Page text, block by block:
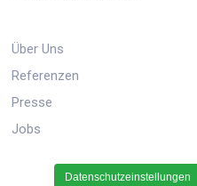
Über Uns
Referenzen
Presse
Jobs
Datenschutzeinstellungen